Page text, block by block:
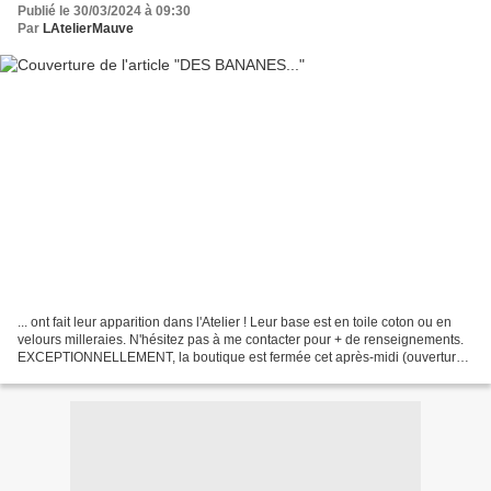
Publié le 30/03/2024 à 09:30
Par LAtelierMauve
... ont fait leur apparition dans l'Atelier ! Leur base est en toile coton ou en
velours milleraies. N'hésitez pas à me contacter pour + de renseignements.
EXCEPTIONNELLEMENT, la boutique est fermée cet après-midi (ouverture